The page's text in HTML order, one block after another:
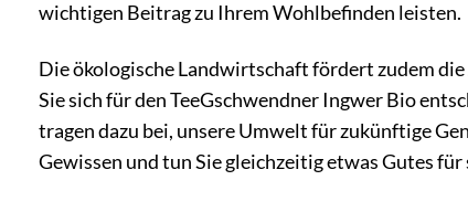
wichtigen Beitrag zu Ihrem Wohlbefinden leisten.
Die ökologische Landwirtschaft fördert zudem
Sie sich für den TeeGschwendner Ingwer Bio
tragen dazu bei, unsere Umwelt für zukünftige
Gewissen und tun Sie gleichzeitig etwas Gutes